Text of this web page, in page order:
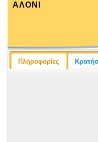
ΑΛΟΝΙ
Πληροφορίες